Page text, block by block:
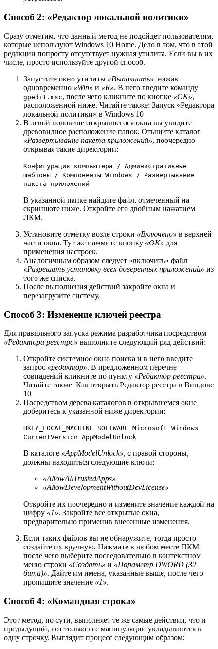
Способ 2: «Редактор локальной политики»
Сразу отметим, что данный метод не подойдет пользователям,
которые используют Windows 10 Home. Дело в том, что в этой
редакции попросту отсутствует нужная утилита. Если вы в их
числе, просто используйте другой способ.
Запустите окно утилиты «Выполнить», нажав
одновременно «Win» и «R». В него введите команду
gpedit.msc, после чего кликните по кнопке «OK»,
расположенной ниже. Читайте также: Запуск «Редактора
локальной политики» в Windows 10
В левой половине открывшегося окна вы увидите
древовидное расположение папок. Отыщите каталог
«Развертывание пакета приложений», поочередно
открывая такие директории:
Конфигурация компьютера / Административные
шаблоны / Компоненты Windows / Развертывание
пакета приложений
В указанной папке найдите файл, отмеченный на
скриншоте ниже. Откройте его двойным нажатием
ЛКМ.
Установите отметку возле строки «Включено» в верхней
части окна. Тут же нажмите кнопку «OK» для
применения настроек.
Аналогичным образом следует «включить» файл
«Разрешить установку всех доверенных приложений» из
того же списка.
После выполнения действий закройте окна и
перезагрузите систему.
Способ 3: Изменение ключей реестра
Для правильного запуска режима разработчика посредством
«Редактора реестра» выполните следующий ряд действий:
Откройте системное окно поиска и в него введите
запрос «редактор». В предложенном перечне
совпадений кликните по пункту «Редактор реестра».
Читайте также: Как открыть Редактор реестра в Виндовс
10
Посредством дерева каталогов в открывшемся окне
доберитесь к указанной ниже директории:
HKEY_LOCAL_MACHINE SOFTWARE Microsoft Windows
CurrentVersion AppModelUnlock
В каталоге «AppModelUnlock», с правой стороны,
должны находиться следующие ключи:
«AllowAllTrustedApps»
«AllowDevelopmentWithoutDevLicense»
Откройте их поочередно и измените значение каждой на
цифру «1». Закройте все открытые окна,
предварительно применив внесенные изменения.
Если таких файлов вы не обнаружите, тогда просто
создайте их вручную. Нажмите в любом месте ПКМ,
после чего выберите последовательно в контекстном
меню строки «Создать» и «Параметр DWORD (32
бита)». Дайте им имена, указанные выше, после чего
пропишите значение «1».
Способ 4: «Командная строка»
Этот метод, по сути, выполняет те же самые действия, что и
предыдущий, вот только все манипуляции укладываются в
одну строчку. Выглядит процесс следующим образом: